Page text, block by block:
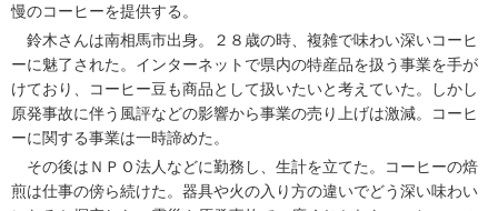
慢のコーヒーを提供する。
鈴木さんは南相馬市出身。２８歳の時、複雑で味わい深いコーヒ
ーに魅了された。インターネットで県内の特産品を扱う事業を手が
けており、コーヒー豆も商品として扱いたいと考えていた。しかし
原発事故に伴う風評などの影響から事業の売り上げは激減。コーヒ
ーに関する事業は一時諦めた。
その後はＮＰＯ法人などに勤務し、生計を立てた。コーヒーの焙
煎は仕事の傍ら続けた。器具や火の入り方の違いでどう深い味わい